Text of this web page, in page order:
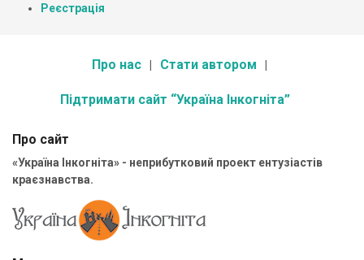
Реєстрація
Про нас Стати автором
Підтримати сайт “Україна Інкогніта”
Про сайт
«Україна Інкогніта» - неприбутковий проект ентузіастів
краєзнавства.